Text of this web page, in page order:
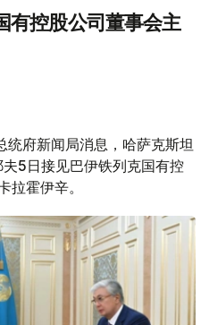
有控股公司董事会主
统府新闻局消息，哈萨克斯坦
5日接见巴伊铁列克国有控
拉霍伊辛。